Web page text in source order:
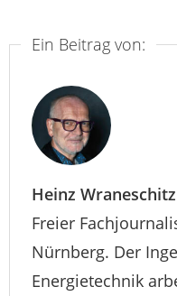
Ein Beitrag von:
Heinz Wraneschitz
Freier
Nürnberg. Der
Energietechnik